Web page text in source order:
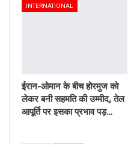
INTERNATIONAL
ईरान-ओमान के बीच होरमुज को
लेकर बनी सहमति की उम्मीद, तेल
आपूर्ति पर इसका प्रभाव पड़…